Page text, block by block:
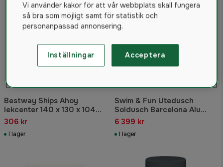
Bestway Ships Ahoy
lekcenter 140 x 130 x 104
cm
306 kr
I lager
Swim & Fun Utedusch
Soldusch Barcelona Alu
Delux 26 liter
6 399 kr
I lager
Vi använder kakor för att vår webbplats skall fungera
så bra som möjligt samt för statistik och
personanpassad annonsering.
Inställningar Acceptera